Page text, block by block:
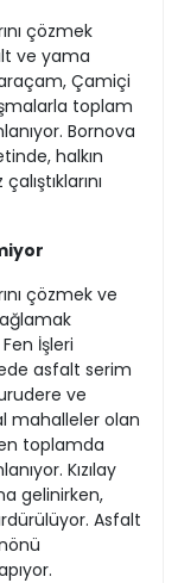
çözmek
ve yama
Çamiçi
toplam
Bornova
halkın
çözmek ve
İşleri
asfalt serim
ve
mahalleler olan
toplamda
Kızılay
gelinirken,
Asfalt